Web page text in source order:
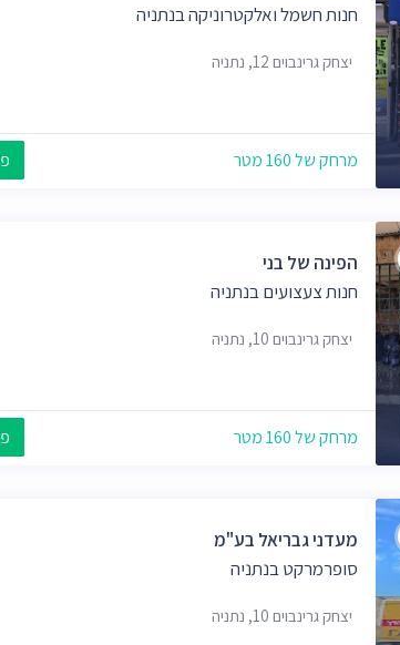
חנות חשמל ואלקטרוניקה בנתניה
יצחק גרינבוים 12, נתניה
מרחק של 160 מטר
הפינה של בני
חנות צעצועים בנתניה
יצחק גרינבוים 10, נתניה
מרחק של 160 מטר
מעדני גבריאל בע"מ
סופרמרקט בנתניה
יצחק גרינבוים 10, נתניה